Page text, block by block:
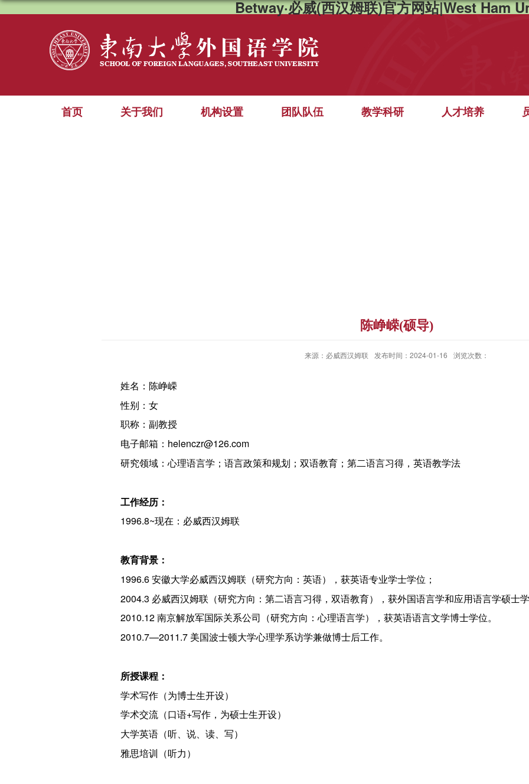
Betway·必威(西汉姆联)官方网站|West Ham
首页 关于我们 机构设置 团队队伍 教学科研 人才培养
陈峥嵘(硕导)
来源：必威西汉姆联 发布时间：2024-01-16 浏览次数：
姓名：陈峥嵘
性别：女
职称：副教授
电子邮箱：helenczr@126.com
研究领域：心理语言学；语言政策和规划；双语教育；第二语言习得，英语教学法
工作经历：
1996.8~现在：必威西汉姆联
教育背景：
1996.6 安徽大学必威西汉姆联（研究方向：英语），获英语专业学士学位；
2004.3 必威西汉姆联（研究方向：第二语言习得，双语教育），获外国语言学和应用语言学硕士
2010.12 南京解放军国际关系公司（研究方向：心理语言学），获英语语言文学博士学位。
2010.7—2011.7 美国波士顿大学心理学系访学兼做博士后工作。
所授课程：
学术写作（为博士生开设）
学术交流（口语+写作，为硕士生开设）
大学英语（听、说、读、写）
雅思培训（听力）